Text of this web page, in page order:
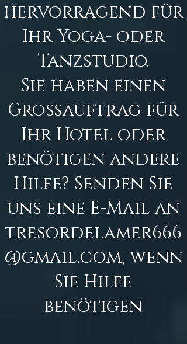
hervorragend für
Ihr Yoga- oder
Tanzstudio.
Sie haben einen
Großauftrag für
Ihr Hotel oder
benötigen andere
Hilfe? Senden Sie
uns eine E-Mail an
tresordelamer666
@gmail.com, wenn
Sie Hilfe
benötigen